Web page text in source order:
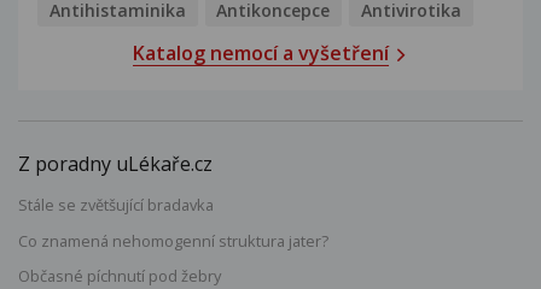
Antihistaminika
Antikoncepce Antivirotika
Katalog nemocí a vyšetření
Z poradny uLékaře.cz
Stále se zvětšující bradavka
Co znamená nehomogenní struktura jater?
Občasné píchnutí pod žebry